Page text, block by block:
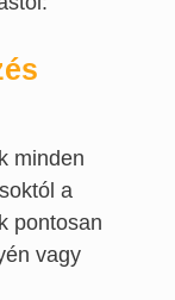
minden
a
pontosan
vagy